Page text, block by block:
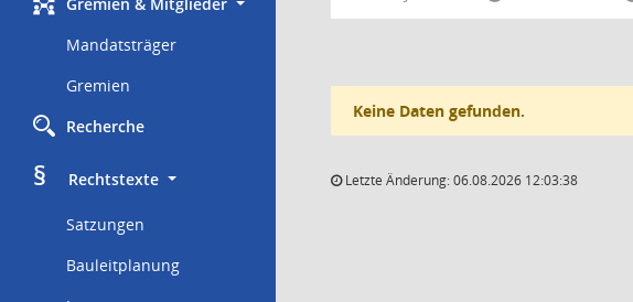
Mandatsträger
Gremien
Recherche
§
     Rechtstexte
Satzungen
Bauleitplanung
Keine Daten gefunden.
Letzte Änderung: 06.08.2026 12:03:38